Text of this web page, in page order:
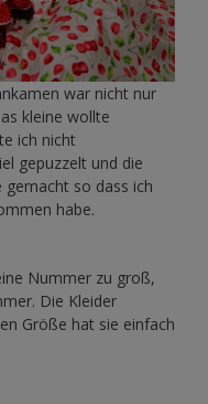
war nicht nur
kleine wollte
ich nicht
gepuzzelt und die
gemacht so dass ich
habe.
Nummer zu groß,
Die Kleider
Größe hat sie einfach